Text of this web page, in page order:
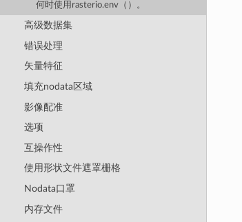
何时使用rasterio.env（）。
高级数据集
错误处理
矢量特征
填充nodata区域
影像配准
选项
互操作性
使用形状文件遮罩栅格
Nodata口罩
内存文件